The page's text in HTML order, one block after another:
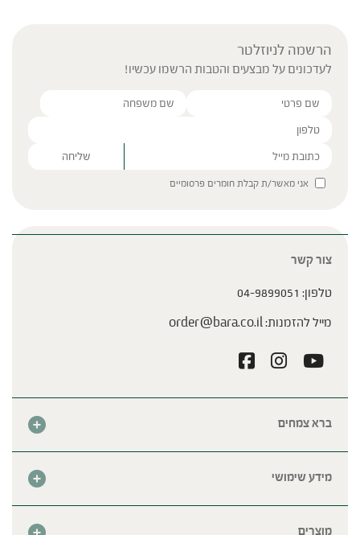
הרשמה לניוזלטר
לעדכונים על מבצעים והטבות הרשמו עכשיו!
Please leave this field empty.
אני מאשר/ת קבלת חומרים פרסומיים
ברא צמחים
מרכזי ברא
מידע שימושי
מוצרים
צור קשר
טלפון: 04-9899051
מייל להזמנות:order@bara.co.il